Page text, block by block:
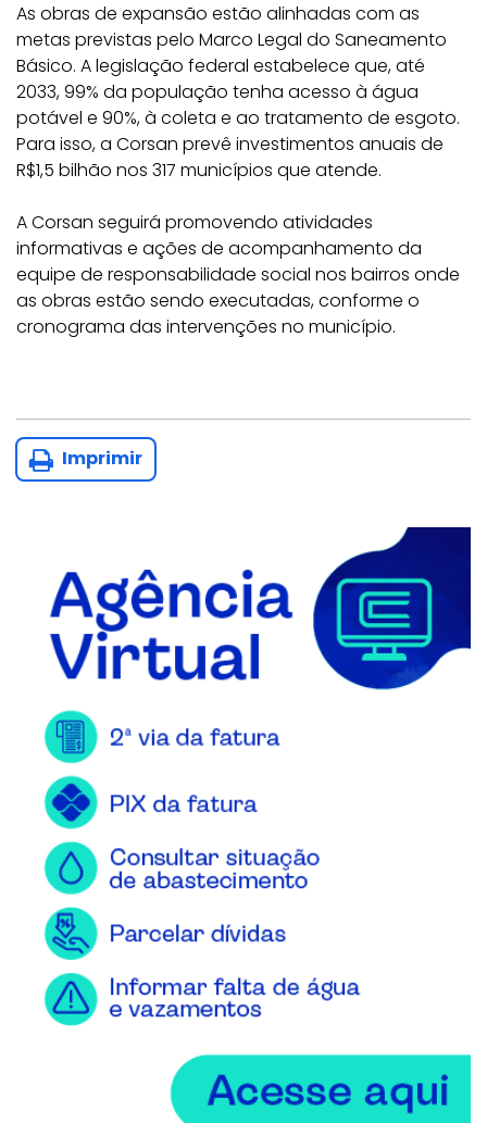
As obras de expansão estão alinhadas com as
metas previstas pelo Marco Legal do Saneamento
Básico. A legislação federal estabelece que, até
2033, 99% da população tenha acesso à água
potável e 90%, à coleta e ao tratamento de esgoto.
Para isso, a Corsan prevê investimentos anuais de
R$1,5 bilhão nos 317 municípios que atende.
A Corsan seguirá promovendo atividades
informativas e ações de acompanhamento da
equipe de responsabilidade social nos bairros onde
as obras estão sendo executadas, conforme o
cronograma das intervenções no município.
Imprimir